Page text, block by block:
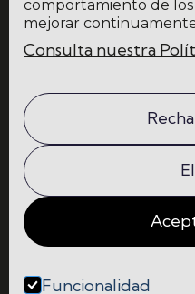
La escuela
Programas
comportamiento de
mejorar
Consulta nuestra
Funcionalidad